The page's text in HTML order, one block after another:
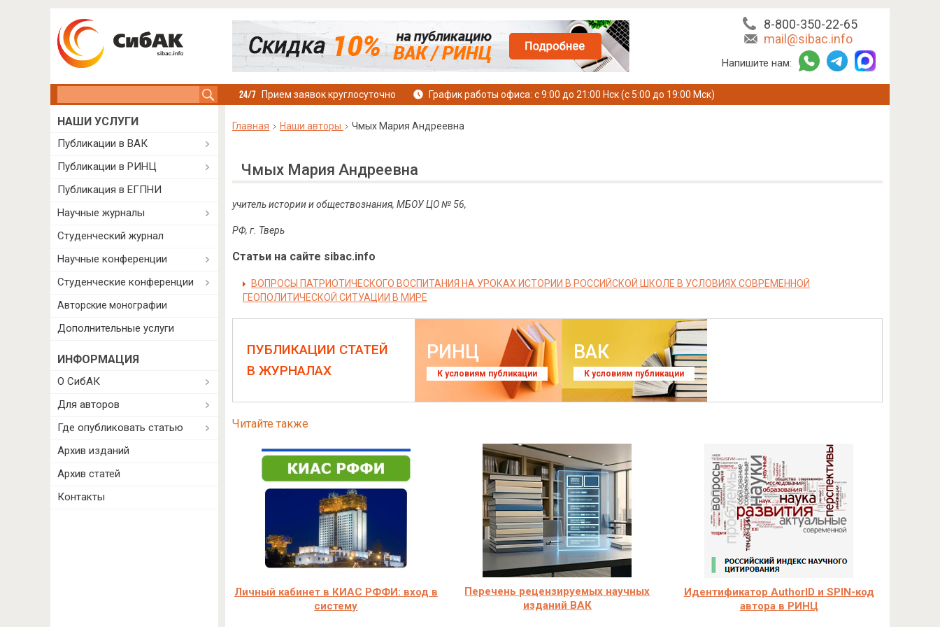
8-800-350-22-65
mail@sibac.info
Напишите нам:
Прием заявок круглосуточно График работы офиса: с 9:00 до 21:00 Нск (с 5:00 до 19:00 Мск)
Главная Наши авторы Чмых Мария Андреевна
Чмых Мария Андреевна
учитель истории и обществознания, МБОУ ЦО № 56,
РФ, г. Тверь
Статьи на сайте sibac.info
ВОПРОСЫ ПАТРИОТИЧЕСКОГО ВОСПИТАНИЯ НА УРОКАХ ИСТОРИИ В РОССИЙСКОЙ ШКОЛЕ В УСЛОВИЯХ СОВРЕМЕННОЙ
ГЕОПОЛИТИЧЕСКОЙ СИТУАЦИИ В МИРЕ
ПУБЛИКАЦИИ СТАТЕЙ
В ЖУРНАЛАХ
РИНЦ
К условиям публикации
ВАК
К условиям публикации
Читайте также
Личный кабинет в КИАС РФФИ: вход в
систему
Перечень рецензируемых научных
изданий ВАК
Идентификатор AuthorID и SPIN-код
автора в РИНЦ
НАШИ УСЛУГИ
Публикации в ВАК
Публикации в РИНЦ
Публикация в ЕГПНИ
Научные журналы
Студенческий журнал
Научные конференции
Студенческие конференции
Авторские монографии
Дополнительные услуги
ИНФОРМАЦИЯ
О СибАК
Для авторов
Где опубликовать статью
Архив изданий
Архив статей
Контакты